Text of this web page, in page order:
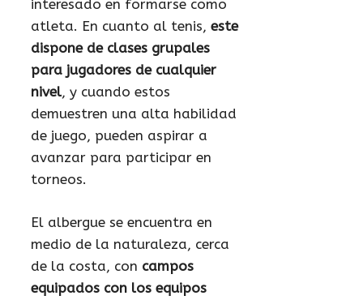
interesado en formarse como
atleta. En cuanto al tenis, este
dispone de clases grupales
para jugadores de cualquier
nivel, y cuando estos
demuestren una alta habilidad
de juego, pueden aspirar a
avanzar para participar en
torneos.
El albergue se encuentra en
medio de la naturaleza, cerca
de la costa, con campos
equipados con los equipos